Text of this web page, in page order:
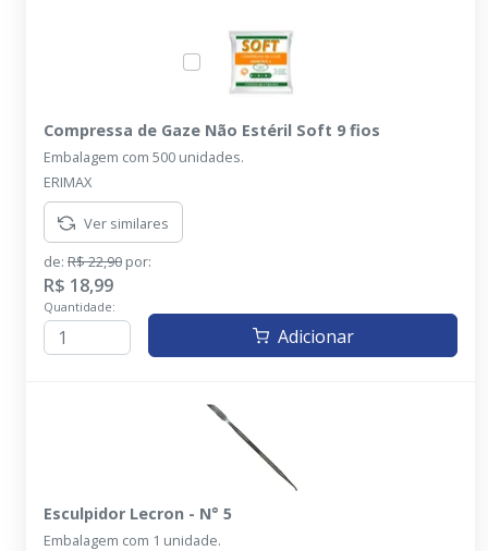
Compressa de Gaze Não Estéril Soft 9 fios
Embalagem com 500 unidades.
ERIMAX
Ver similares
de: R$ 22,90 por:
R$ 18,99
Quantidade:
Adicionar
Esculpidor Lecron - N° 5
Embalagem com 1 unidade.